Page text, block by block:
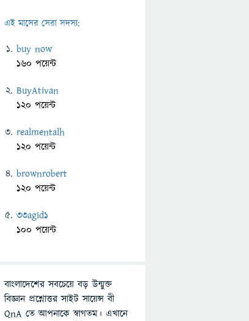
এই মাসের সেরা সদস্য:
buy now
160 পয়েন্ট
BuyAtivan
120 পয়েন্ট
realmentalh
120 পয়েন্ট
brownrobert
120 পয়েন্ট
33agid1
100 পয়েন্ট
বাংলাদেশের সবচেয়ে বড় উন্মুক্ত
বিজ্ঞান প্রশ্নোত্তর সাইট সায়েন্স বী
QnA তে আপনাকে স্বাগতম। এখানে